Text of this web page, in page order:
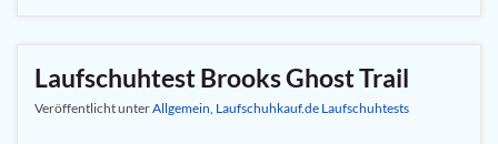
Laufschuhtest Brooks Ghost Trail
Veröffentlicht unterAllgemein Laufschuhkauf.de Laufschuhtests